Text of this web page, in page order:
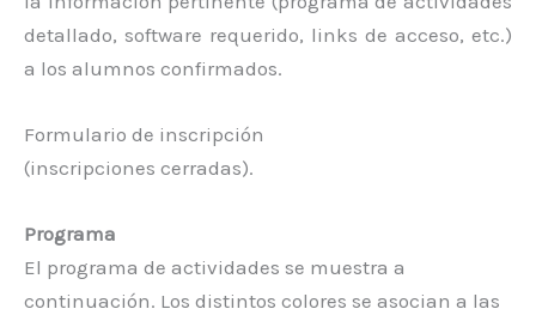
detallado, software requerido, links de acceso, etc.)
a los alumnos confirmados.
Formulario de inscripción
(inscripciones cerradas).
Programa
El programa de actividades se muestra a
continuación. Los distintos colores se asocian a las